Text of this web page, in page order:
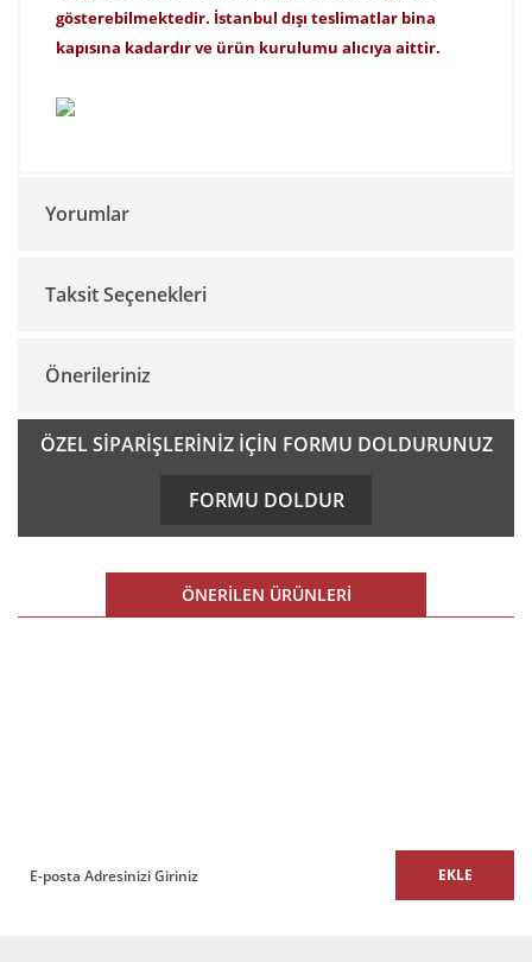
gösterebilmektedir. İstanbul dışı teslimatlar bina
kapısına kadardır ve ürün kurulumu alıcıya aittir.
Yorumlar
Bu ürüne ilk yorumu siz yapın!
Taksit Seçenekleri
Önerileriniz
Bu ürünün fiyat bilgisi, resim, ürün açıklamalarında ve diğer
konularda yetersiz gördüğünüz noktaları öneri formunu
kullanarak tarafımıza iletebilirsiniz.
Ürün resmi kalitesiz, bozuk veya görüntülenemiyor.
Ürün açıklamasında eksik bilgiler bulunuyor.
ÖZEL SİPARİŞLERİNİZ İÇİN FORMU DOLDURUNUZ
FORMU DOLDUR
ÖNERİLEN ÜRÜNLERİ
EKLE